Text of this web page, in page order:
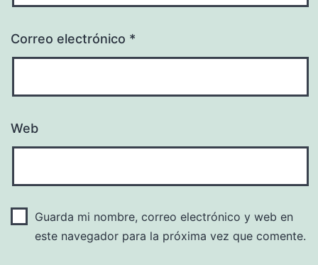
Correo electrónico *
Web
Guarda mi nombre, correo electrónico y web en
este navegador para la próxima vez que comente.